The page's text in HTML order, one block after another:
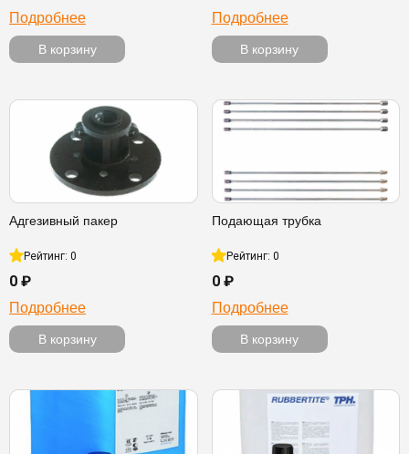
Подробнее
В корзину
Подробнее
В корзину
Адгезивный пакер
Рейтинг: 0
0 ₽
Подробнее
В корзину
Подающая трубка
Рейтинг: 0
0 ₽
Подробнее
В корзину